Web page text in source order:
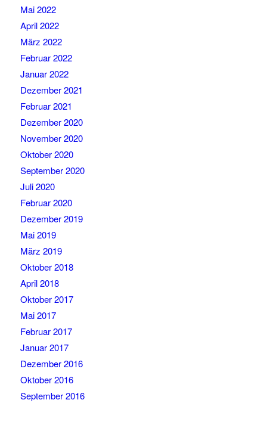
Mai 2022
April 2022
März 2022
Februar 2022
Januar 2022
Dezember 2021
Februar 2021
Dezember 2020
November 2020
Oktober 2020
September 2020
Juli 2020
Februar 2020
Dezember 2019
Mai 2019
März 2019
Oktober 2018
April 2018
Oktober 2017
Mai 2017
Februar 2017
Januar 2017
Dezember 2016
Oktober 2016
September 2016